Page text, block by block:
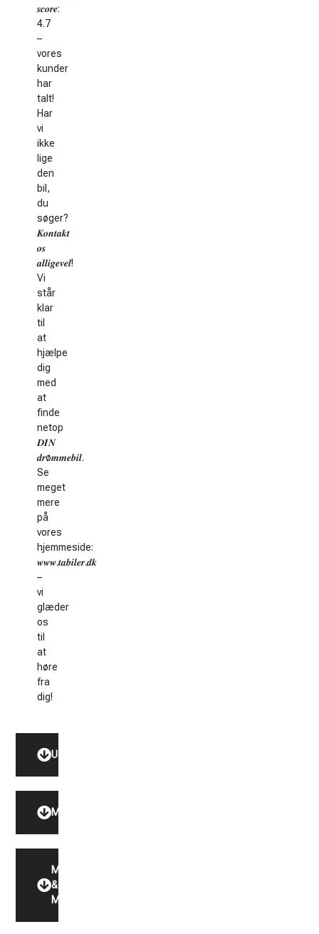
𝒔𝒄𝒐𝒓𝒆:
4.7
–
vores
kunder
har
talt!
Har
vi
ikke
lige
den
bil,
du
søger?
𝑲𝒐𝒏𝒕𝒂𝒌𝒕
𝒐𝒔
𝒂𝒍𝒍𝒊𝒈𝒆𝒗𝒆𝒍!
Vi
står
klar
til
at
hjælpe
dig
med
at
finde
netop
𝑫𝑰𝑵
𝒅𝒓ø𝒎𝒎𝒆𝒃𝒊𝒍.
Se
meget
mere
på
vores
hjemmeside:
𝒘𝒘𝒘.𝒕𝒂𝒃𝒊𝒍𝒆𝒓.𝒅𝒌
–
vi
glæder
os
til
at
høre
fra
dig!
Udstyr
Model
Motor
&
Miljø